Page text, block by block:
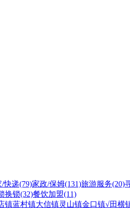
/快递(79)家政/保姆(131)旅游服务(20)
换锁(32)餐饮加盟(11)
镇蓝村镇大信镇灵山镇金口镇√田横